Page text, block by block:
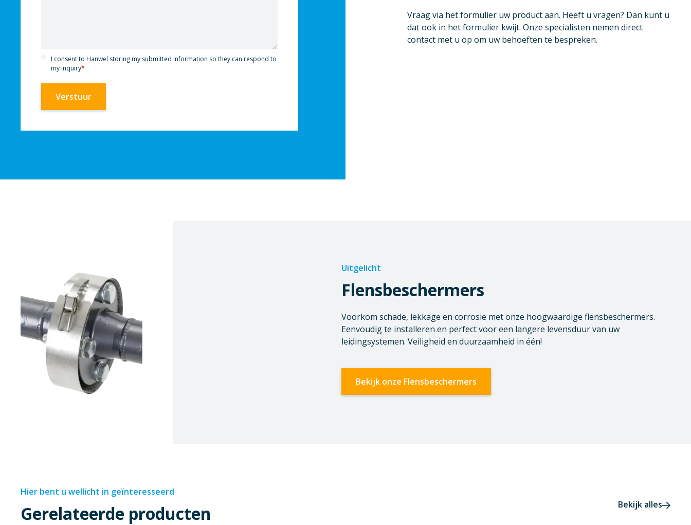
I consent to Hanwel storing my submitted information so they can respond to
my inquiry*
Vraag via het formulier uw product aan. Heeft u vragen? Dan kunt u
dat ook in het formulier kwijt. Onze specialisten nemen direct
contact met u op om uw behoeften te bespreken.
Uitgelicht
Flensbeschermers
Voorkom schade, lekkage en corrosie met onze hoogwaardige flensbeschermers.
Eenvoudig te installeren en perfect voor een langere levensduur van uw
leidingsystemen. Veiligheid en duurzaamheid in één!
Bekijk onze Flensbeschermers
Hier bent u wellicht in geïnteresseerd
Gerelateerde producten Bekijk alles